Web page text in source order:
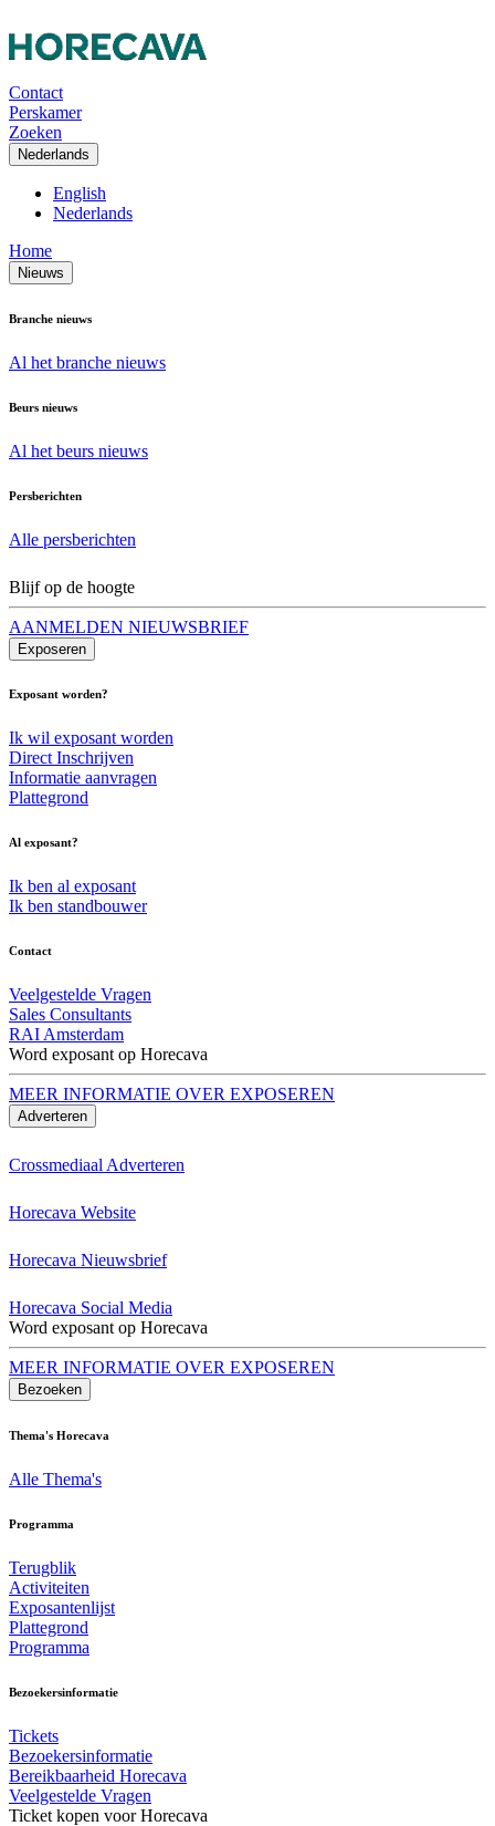
Contact
Perskamer
Zoeken
Nederlands
English
Nederlands
Home
Nieuws
Branche nieuws
Al het branche nieuws
Beurs nieuws
Al het beurs nieuws
Persberichten
Alle persberichten
Blijf op de hoogte
AANMELDEN NIEUWSBRIEF
Exposeren
Exposant worden?
Ik wil exposant worden
Direct Inschrijven
Informatie aanvragen
Plattegrond
Al exposant?
Ik ben al exposant
Ik ben standbouwer
Contact
Veelgestelde Vragen
Sales Consultants
RAI Amsterdam
Word exposant op Horecava
MEER INFORMATIE OVER EXPOSEREN
Adverteren
Crossmediaal Adverteren
Horecava Website
Horecava Nieuwsbrief
Horecava Social Media
Word exposant op Horecava
MEER INFORMATIE OVER EXPOSEREN
Bezoeken
Thema's Horecava
Alle Thema's
Programma
Terugblik
Activiteiten
Exposantenlijst
Plattegrond
Programma
Bezoekersinformatie
Tickets
Bezoekersinformatie
Bereikbaarheid Horecava
Veelgestelde Vragen
Ticket kopen voor Horecava